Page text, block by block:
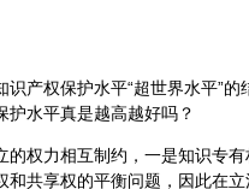
权保护水平“超世界水平”的
护水平真是越高越好吗？
权力相互制约，一是知识专有
共享权的平衡问题，因此在